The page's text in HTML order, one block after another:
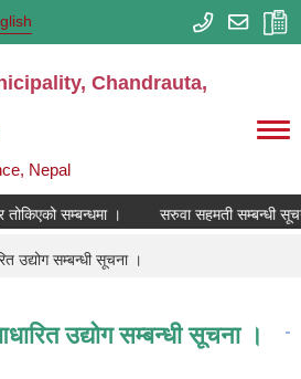
Chandrauta,
Nepal
सम्बन्धमा । सरुवा सहमती सम्बन्धी
उद्योग सम्बन्धी सूचना ।
उद्योग सम्बन्धी सूचना ।